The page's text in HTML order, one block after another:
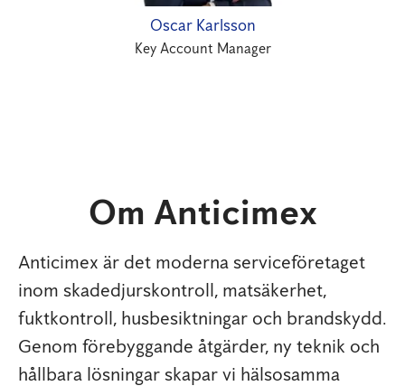
Oscar Karlsson
Key Account Manager
Om Anticimex
Anticimex är det moderna serviceföretaget
inom skadedjurskontroll, matsäkerhet,
fuktkontroll, husbesiktningar och brandskydd.
Genom förebyggande åtgärder, ny teknik och
hållbara lösningar skapar vi hälsosamma